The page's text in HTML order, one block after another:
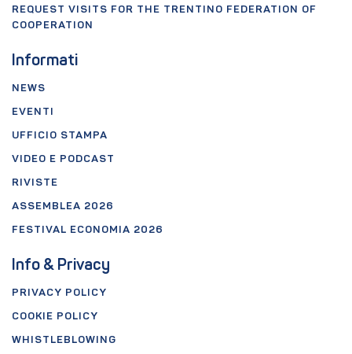
REQUEST VISITS FOR THE TRENTINO FEDERATION OF
COOPERATION
Informati
NEWS
EVENTI
UFFICIO STAMPA
VIDEO E PODCAST
RIVISTE
ASSEMBLEA 2026
FESTIVAL ECONOMIA 2026
Info & Privacy
PRIVACY POLICY
COOKIE POLICY
WHISTLEBLOWING